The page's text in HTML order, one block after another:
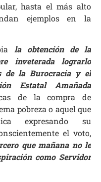
hasta el más alto
ejemplos en la
la obtención de la
inveterada lograrlo
de la Burocracia y el
Estatal Amañada
de la compra de
pobreza o aquel que
expresando su
el voto,
que mañana no le
como Servidor